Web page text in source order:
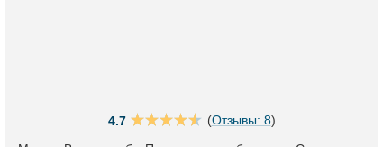
4.7 (Отзывы: 8)